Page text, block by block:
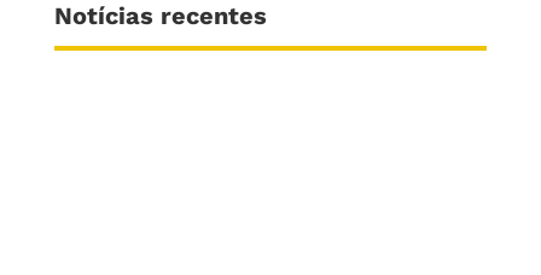
Notícias recentes